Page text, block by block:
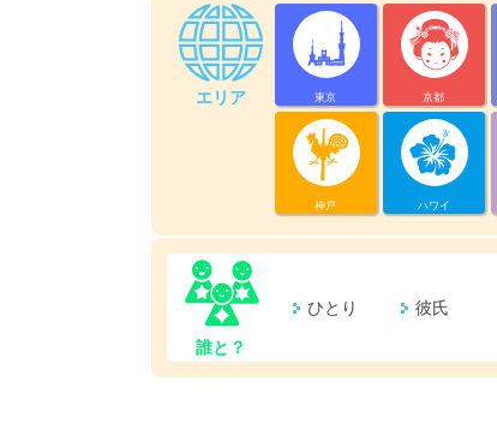
エリア 東京 京都
神戸 ハワイ
誰と？
ひとり 彼氏